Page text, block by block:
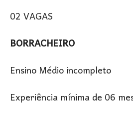
02 VAGAS
BORRACHEIRO
Ensino Médio incompleto
Experiência mínima de 06